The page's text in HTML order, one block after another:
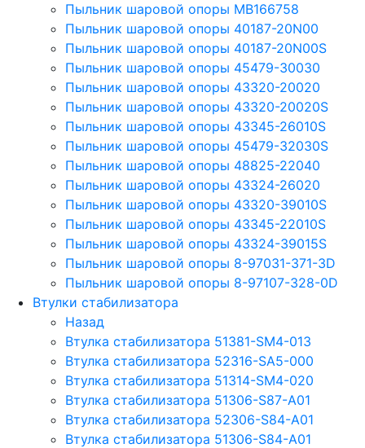
Пыльник шаровой опоры MB166758
Пыльник шаровой опоры 40187-20N00
Пыльник шаровой опоры 40187-20N00S
Пыльник шаровой опоры 45479-30030
Пыльник шаровой опоры 43320-20020
Пыльник шаровой опоры 43320-20020S
Пыльник шаровой опоры 43345-26010S
Пыльник шаровой опоры 45479-32030S
Пыльник шаровой опоры 48825-22040
Пыльник шаровой опоры 43324-26020
Пыльник шаровой опоры 43320-39010S
Пыльник шаровой опоры 43345-22010S
Пыльник шаровой опоры 43324-39015S
Пыльник шаровой опоры 8-97031-371-3D
Пыльник шаровой опоры 8-97107-328-0D
Втулки стабилизатора
Назад
Втулка стабилизатора 51381-SM4-013
Втулка стабилизатора 52316-SA5-000
Втулка стабилизатора 51314-SM4-020
Втулка стабилизатора 51306-S87-A01
Втулка стабилизатора 52306-S84-A01
Втулка стабилизатора 51306-S84-A01